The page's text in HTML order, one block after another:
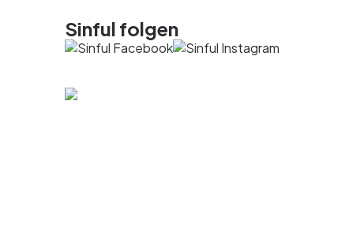
Sinful folgen